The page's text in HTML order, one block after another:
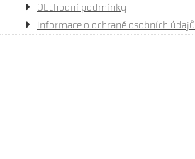
Obchodní podmínky
Informace o ochraně osobních údajů